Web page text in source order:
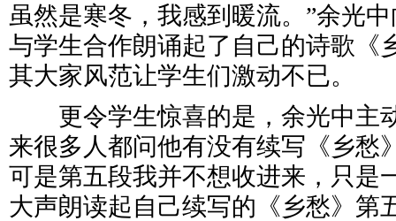
虽然是寒冬，我感到暖流。”余光
与学生合作朗诵起了自己的诗歌《
其大家风范让学生们激动不已。
更令学生惊喜的是，余光中主
来很多人都问他有没有续写《乡愁
可是第五段我并不想收进来，只是
大声朗读起自己续写的《乡愁》第